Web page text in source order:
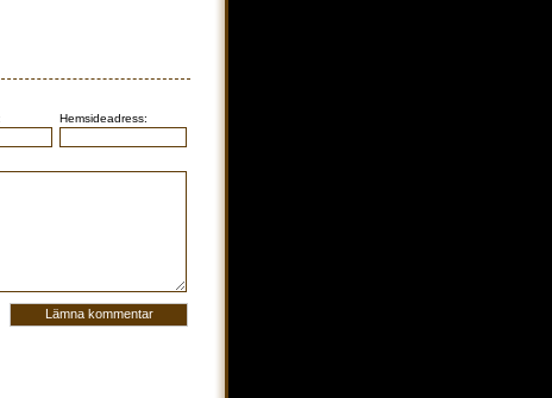
Hemsideadress: